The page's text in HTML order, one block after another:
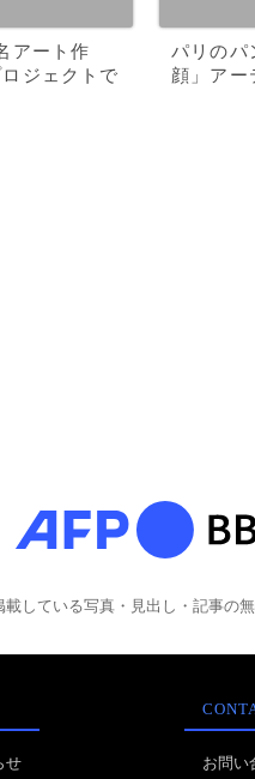
アート作
ジェクトで
パリのパ
顔」アー
載している写真・見出し・記事の
せ お問い